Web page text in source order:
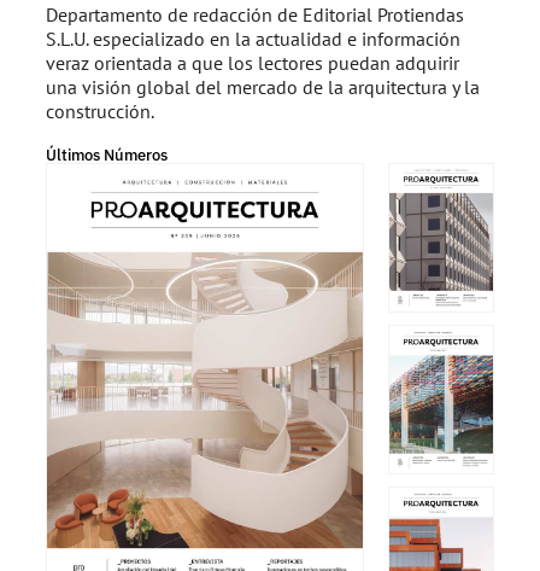
Departamento de redacción de Editorial Protiendas
S.L.U. especializado en la actualidad e información
veraz orientada a que los lectores puedan adquirir
una visión global del mercado de la arquitectura y la
construcción.
Últimos Números